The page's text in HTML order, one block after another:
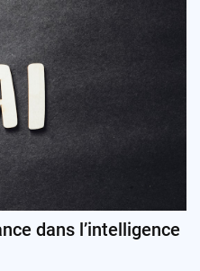
dans l’intelligence